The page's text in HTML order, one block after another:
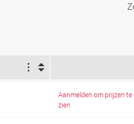
Aanmelden om prijzen te
zien